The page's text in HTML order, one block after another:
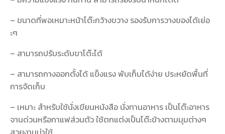
– ขนาดที่พอเหมาะหน้าโต๊ะกว้างขวาง รองรับการวางของได้เย่อ
ะๆ
– สามารถปรับระดับขาโต๊ะได้
– สามารถกางออกตั้งได้ แข็งแรง พับเก็บได้ง่าย ประหยัดพื้นที่
การจัดเก็บ
– เหมาะ สำหรับใช้นั่งเขียนหนังสือ นั่งทานอาหาร เป็นโต๊ะอาหาร
จานด่วนหรือกาแฟส่วนตัว ใช้ตกแต่งเป็นโต๊ะข้างตามมุมต่างๆ